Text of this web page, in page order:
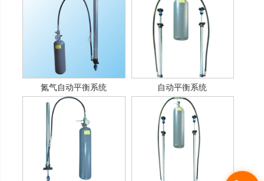
氮气自动平衡系统 自动平衡系统